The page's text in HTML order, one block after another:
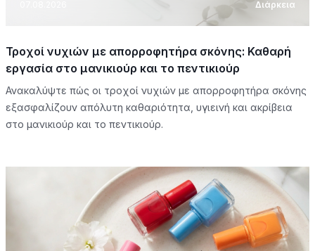
Διάρκεια
Τροχοί νυχιών με απορροφητήρα σκόνης: Καθαρή
εργασία στο μανικιούρ και το πεντικιούρ
Ανακαλύψτε πώς οι τροχοί νυχιών με απορροφητήρα σκόνης
εξασφαλίζουν απόλυτη καθαριότητα, υγιεινή και ακρίβεια
στο μανικιούρ και το πεντικιούρ.